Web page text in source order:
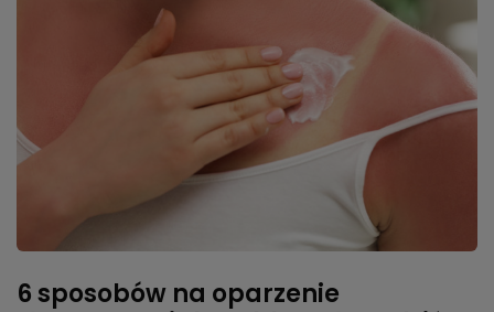
6 sposobów na oparzenie